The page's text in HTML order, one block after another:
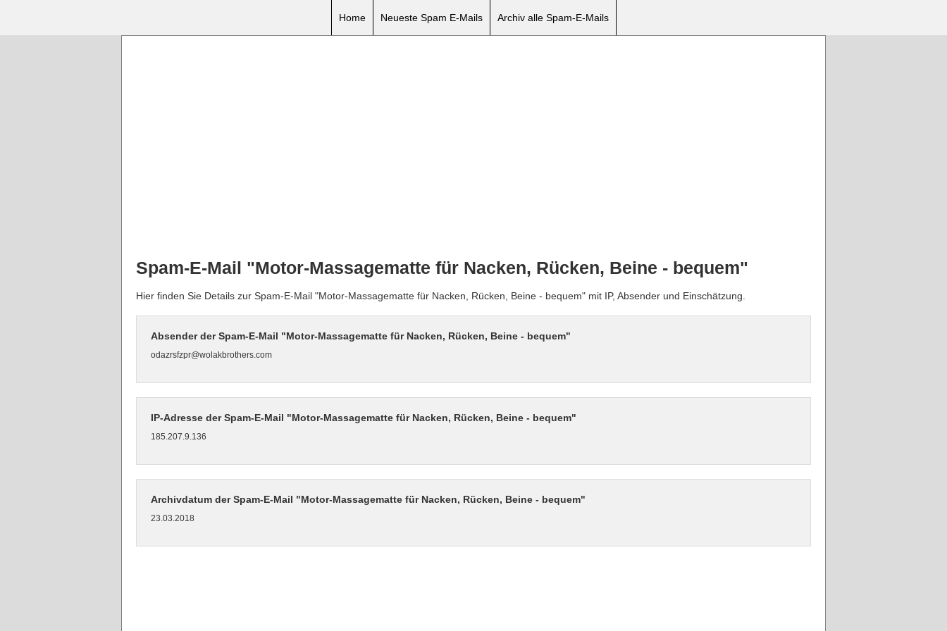
Home Neueste Spam E-Mails Archiv alle Spam-E-Mails
Spam-E-Mail "Motor-Massagematte für Nacken, Rücken, Beine - bequem"
Hier finden Sie Details zur Spam-E-Mail "Motor-Massagematte für Nacken, Rücken, Beine - bequem" mit IP, Absender und Einschätzung.
Absender der Spam-E-Mail "Motor-Massagematte für Nacken, Rücken, Beine - bequem"
odazrsfzpr@wolakbrothers.com
IP-Adresse der Spam-E-Mail "Motor-Massagematte für Nacken, Rücken, Beine - bequem"
185.207.9.136
Archivdatum der Spam-E-Mail "Motor-Massagematte für Nacken, Rücken, Beine - bequem"
23.03.2018